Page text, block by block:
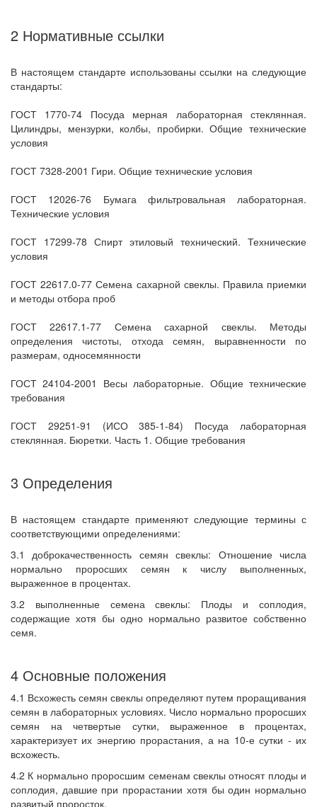
2 Нормативные ссылки
В настоящем стандарте использованы ссылки на следующие
стандарты:
ГОСТ 1770-74 Посуда мерная лабораторная стеклянная.
Цилиндры, мензурки, колбы, пробирки. Общие технические
условия
ГОСТ 7328-2001 Гири. Общие технические условия
ГОСТ 12026-76 Бумага фильтровальная лабораторная.
Технические условия
ГОСТ 17299-78 Спирт этиловый технический. Технические
условия
ГОСТ 22617.0-77 Семена сахарной свеклы. Правила приемки
и методы отбора проб
ГОСТ 22617.1-77 Семена сахарной свеклы. Методы
определения чистоты, отхода семян, выравненности по
размерам, односемянности
ГОСТ 24104-2001 Весы лабораторные. Общие технические
требования
ГОСТ 29251-91 (ИСО 385-1-84) Посуда лабораторная
стеклянная. Бюретки. Часть 1. Общие требования
3 Определения
В настоящем стандарте применяют следующие термины с
соответствующими определениями:
3.1 доброкачественность семян свеклы: Отношение числа
нормально проросших семян к числу выполненных,
выраженное в процентах.
3.2 выполненные семена свеклы: Плоды и соплодия,
содержащие хотя бы одно нормально развитое собственно
семя.
4 Основные положения
4.1 Всхожесть семян свеклы определяют путем проращивания
семян в лабораторных условиях. Число нормально проросших
семян на четвертые сутки, выраженное в процентах,
характеризует их энергию прорастания, а на 10-е сутки - их
всхожесть.
4.2 К нормально проросшим семенам свеклы относят плоды и
соплодия, давшие при прорастании хотя бы один нормально
развитый проросток.